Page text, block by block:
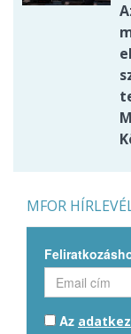
MFOR
Az